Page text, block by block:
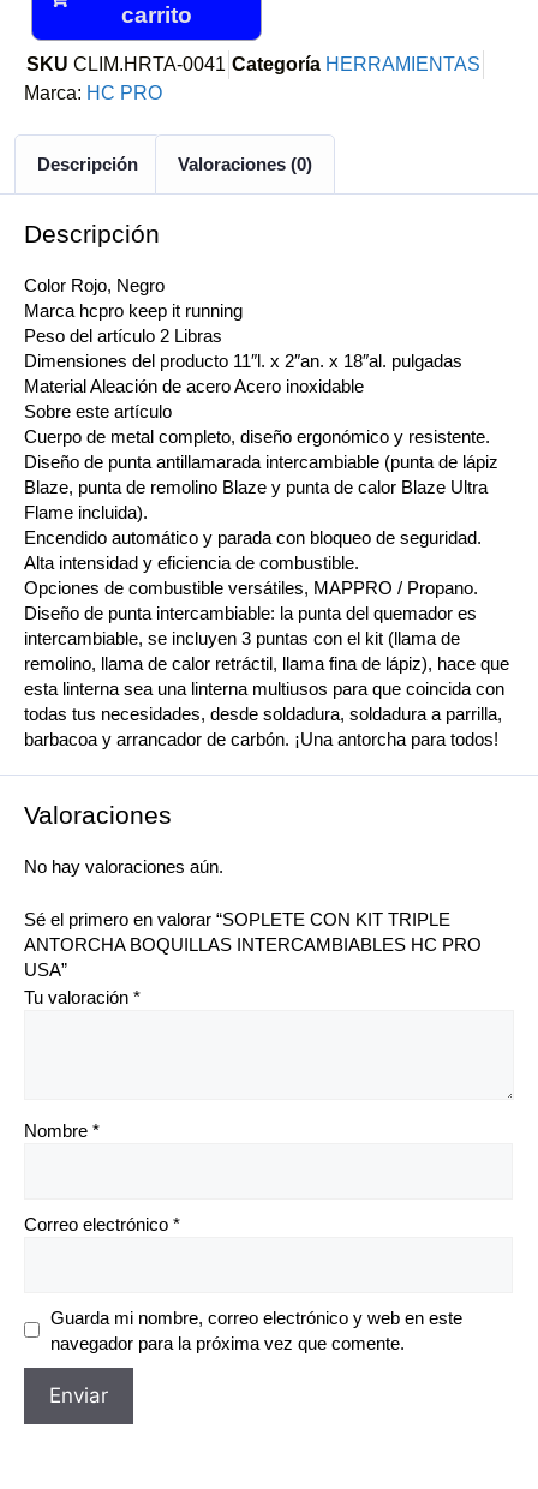
carrito
SKUCLIM.HRTA-0041 Categoría HERRAMIENTAS
Marca: HC PRO
Descripción Valoraciones (0)
Descripción
Color Rojo, Negro
Marca hcpro keep it running
Peso del artículo 2 Libras
Dimensiones del producto 11″l. x 2″an. x 18″al. pulgadas
Material Aleación de acero Acero inoxidable
Sobre este artículo
Cuerpo de metal completo, diseño ergonómico y resistente.
Diseño de punta antillamarada intercambiable (punta de lápiz
Blaze, punta de remolino Blaze y punta de calor Blaze Ultra
Flame incluida).
Encendido automático y parada con bloqueo de seguridad.
Alta intensidad y eficiencia de combustible.
Opciones de combustible versátiles, MAPPRO / Propano.
Diseño de punta intercambiable: la punta del quemador es
intercambiable, se incluyen 3 puntas con el kit (llama de
remolino, llama de calor retráctil, llama fina de lápiz), hace que
esta linterna sea una linterna multiusos para que coincida con
todas tus necesidades, desde soldadura, soldadura a parrilla,
barbacoa y arrancador de carbón. ¡Una antorcha para todos!
Valoraciones
No hay valoraciones aún.
Sé el primero en valorar “SOPLETE CON KIT TRIPLE
ANTORCHA BOQUILLAS INTERCAMBIABLES HC PRO
USA”
Tu valoración *
Nombre *
Correo electrónico *
Guarda mi nombre, correo electrónico y web en este
navegador para la próxima vez que comente.